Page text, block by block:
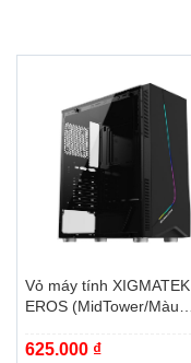
Vỏ máy tính XIGMATEK
EROS (MidTower/Màu
625.000 ₫